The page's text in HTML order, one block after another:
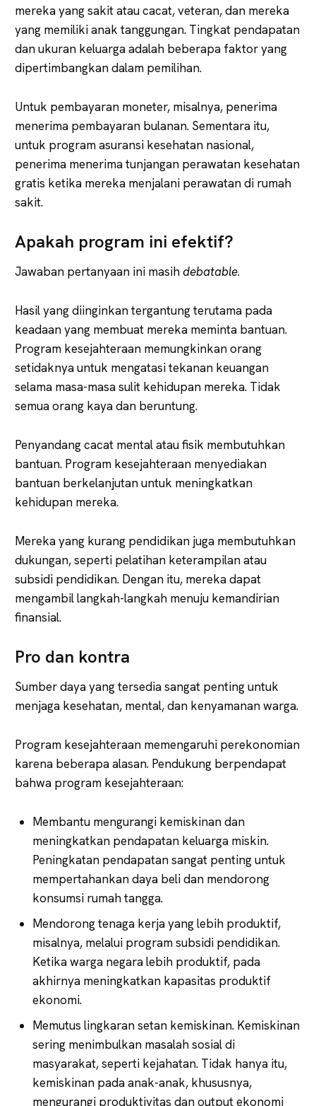
mereka yang sakit atau cacat, veteran, dan mereka
yang memiliki anak tanggungan. Tingkat pendapatan
dan ukuran keluarga adalah beberapa faktor yang
dipertimbangkan dalam pemilihan.
Untuk pembayaran moneter, misalnya, penerima
menerima pembayaran bulanan. Sementara itu,
untuk program asuransi kesehatan nasional,
penerima menerima tunjangan perawatan kesehatan
gratis ketika mereka menjalani perawatan di rumah
sakit.
Apakah program ini efektif?
Jawaban pertanyaan ini masihdebatable.
Hasil yang diinginkan tergantung terutama pada
keadaan yang membuat mereka meminta bantuan.
Program kesejahteraan memungkinkan orang
setidaknya untuk mengatasi tekanan keuangan
selama masa-masa sulit kehidupan mereka. Tidak
semua orang kaya dan beruntung.
Penyandang cacat mental atau fisik membutuhkan
bantuan. Program kesejahteraan menyediakan
bantuan berkelanjutan untuk meningkatkan
kehidupan mereka.
Mereka yang kurang pendidikan juga membutuhkan
dukungan, seperti pelatihan keterampilan atau
subsidi pendidikan. Dengan itu, mereka dapat
mengambil langkah-langkah menuju kemandirian
finansial.
Pro dan kontra
Sumber daya yang tersedia sangat penting untuk
menjaga kesehatan, mental, dan kenyamanan warga.
Program kesejahteraan memengaruhi perekonomian
karena beberapa alasan. Pendukung berpendapat
bahwa program kesejahteraan:
Membantu mengurangi kemiskinan dan
meningkatkan pendapatan keluarga miskin.
Peningkatan pendapatan sangat penting untuk
mempertahankan daya beli dan mendorong
konsumsi rumah tangga.
Mendorong tenaga kerja yang lebih produktif,
misalnya, melalui program subsidi pendidikan.
Ketika warga negara lebih produktif, pada
akhirnya meningkatkan kapasitas produktif
ekonomi.
Memutus lingkaran setan kemiskinan. Kemiskinan
sering menimbulkan masalah sosial di
masyarakat, seperti kejahatan. Tidak hanya itu,
kemiskinan pada anak-anak, khususnya,
mengurangi produktivitas dan output ekonomi